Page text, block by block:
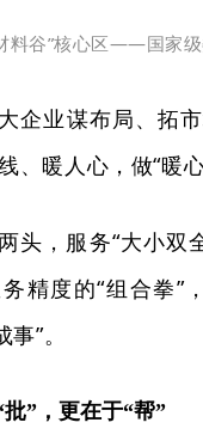
料谷”核心区——国家级
企业谋布局、拓
、暖人心，做“暖心
头，服务“大小双
精度的“组合拳”
事”。
”，更在于“帮”